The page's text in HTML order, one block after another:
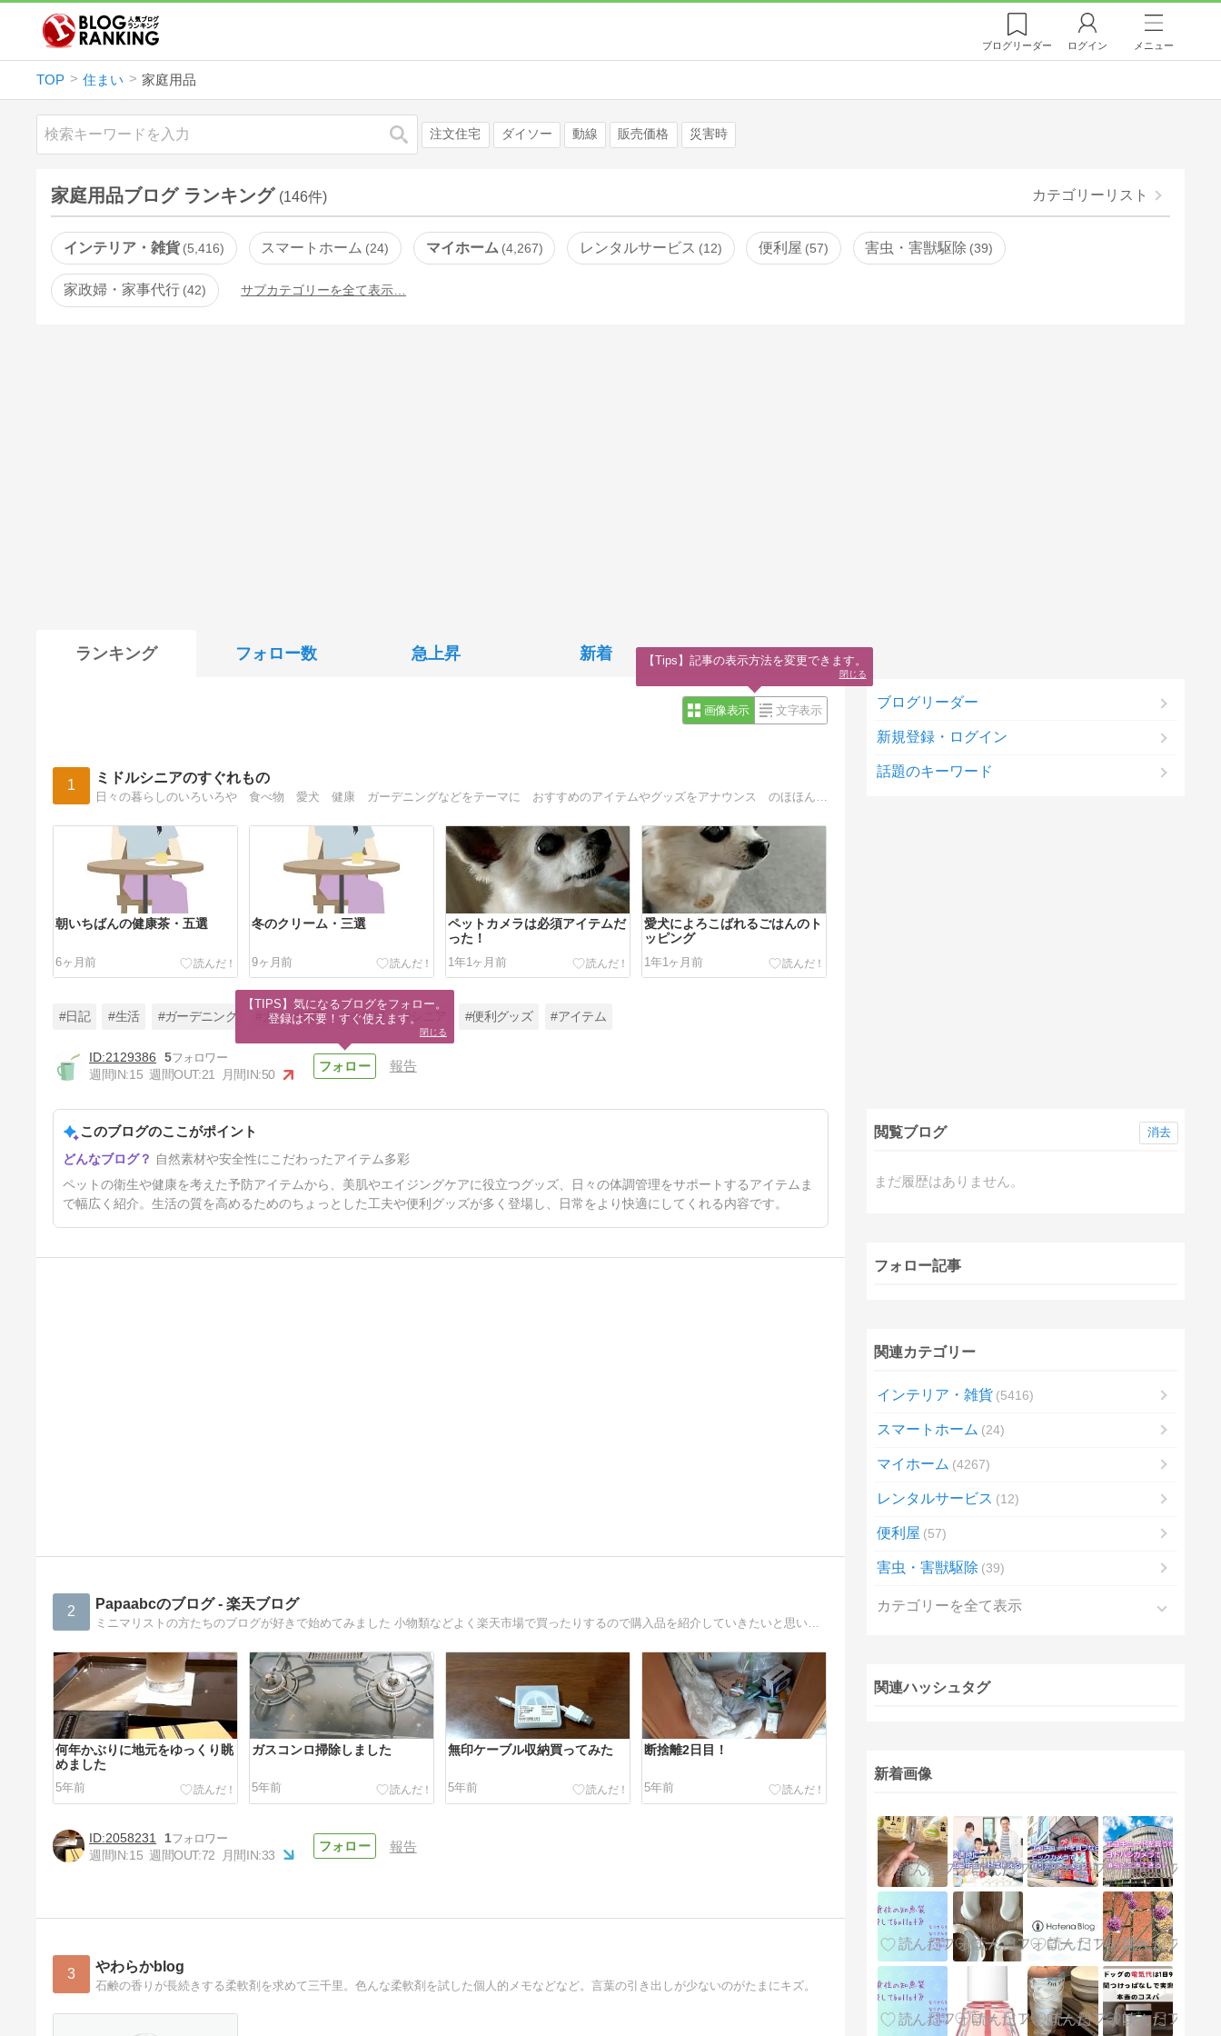
ブログリーダー ログイン メニュー
TOP 住まい 家庭用品
検索 注文住宅 ダイソー 動線 販売価格 災害時
家庭用品ブログ ランキング (146件) カテゴリーリスト
インテリア・雑貨 5,416 スマートホーム 24 マイホーム 4,267 レンタルサービス 12 便利屋 57 害虫・害獣駆除 39
家政婦・家事代行 42 サブカテゴリーを全て表示…
ランキング フォロー数 急上昇 新着
画像表示 文字表示
1 ミドルシニアのすぐれもの
朝いちばんの健康茶・五選
6ヶ月前
冬のクリーム・三選
9ヶ月前
ペットカメラは必須アイテムだ
った！
1年1ヶ月前
愛犬によろこばれるごはんのト
ッピング
1年1ヶ月前
グヒーター
1年2ヶ月前
#日記 #生活 #ガーデニング #犬 #健康 #チワワ #シニア #便利グッズ #アイテム
2129386
5
週間IN:15 週間OUT:21 月間IN:50
報告
このブログのここがポイント
自然素材や安全性にこだわったアイテム多彩
ペットの衛生や健康を考えた予防アイテムから、美肌やエイジングケアに役立つグッズ、日々の体調管理をサポートするアイテムま
で幅広く紹介。生活の質を高めるためのちょっとした工夫や便利グッズが多く登場し、日常をより快適にしてくれる内容です。
2 Papaabcのブログ - 楽天ブログ
何年かぶりに地元をゆっくり眺
めました
5年前
ガスコンロ掃除しました
5年前
無印ケーブル収納買ってみた
5年前
断捨離2日目！
5年前
2058231
1
週間IN:15 週間OUT:72 月間IN:33
報告
3 やわらかblog
石鹸の香りが長続きする柔軟剤を求めて三千里。色んな柔軟剤を試した個人的メモなどなど。言葉の引き出しが少ないのがたまにキズ。
ブログリーダー
新規登録・ログイン
話題のキーワード
閲覧ブログ
まだ履歴はありません。
消去
フォロー記事
関連カテゴリー
インテリア・雑貨 5416
スマートホーム 24
マイホーム 4267
レンタルサービス 12
便利屋 57
害虫・害獣駆除 39
カテゴリーを全て表示
関連ハッシュタグ
新着画像
【TIPS】気になるブログをフォロー。
登録は不要！すぐ使えます。
閉じる
【Tips】記事の表示方法を変更できます。
閉じる